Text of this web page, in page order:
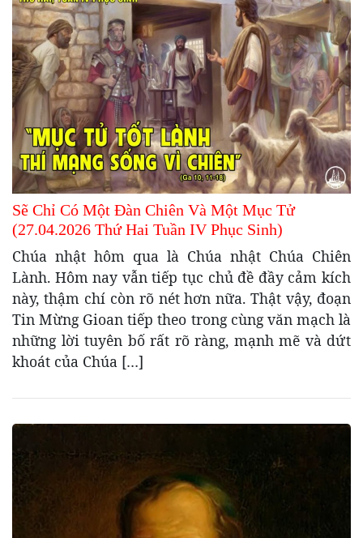
Sẽ Chỉ Có Một Đàn Chiên Và Một Mục Tử
(27.04.2026 Thứ Hai Tuần IV Phục Sinh)
Chúa nhật hôm qua là Chúa nhật Chúa Chiên
Lành. Hôm nay vẫn tiếp tục chủ đề đầy cảm kích
này, thậm chí còn rõ nét hơn nữa. Thật vậy, đoạn
Tin Mừng Gioan tiếp theo trong cùng văn mạch là
những lời tuyên bố rất rõ ràng, mạnh mẽ và dứt
khoát của Chúa […]